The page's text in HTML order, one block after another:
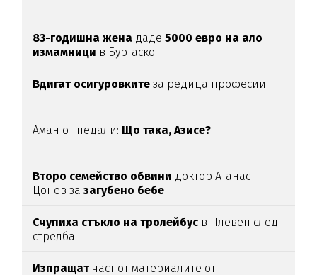
83-годишна жена даде5000 евро на ало
измамници в Бургаско
Вдигат осигуровките за редица професии
Аман от педали: Що така, Азисе?
Второ семейство обвини доктор Атанас
Цонев зазагубено бебе
Счупиха стъкло на тролейбус в Плевен след
стрелба
Изпращатчаст от материалите от